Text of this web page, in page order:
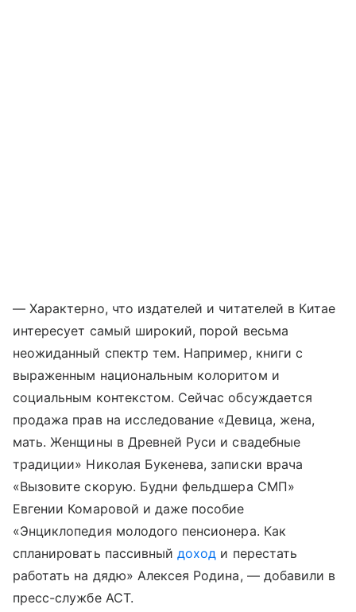
— Характерно, что издателей и читателей в Китае
интересует самый широкий, порой весьма
неожиданный спектр тем. Например, книги с
выраженным национальным колоритом и
социальным контекстом. Сейчас обсуждается
продажа прав на исследование «Девица, жена,
мать. Женщины в Древней Руси и свадебные
традиции» Николая Букенева, записки врача
«Вызовите скорую. Будни фельдшера СМП»
Евгении Комаровой и даже пособие
«Энциклопедия молодого пенсионера. Как
спланировать пассивныйдоход и перестать
работать на дядю» Алексея Родина, — добавили в
пресс-службе АСТ.